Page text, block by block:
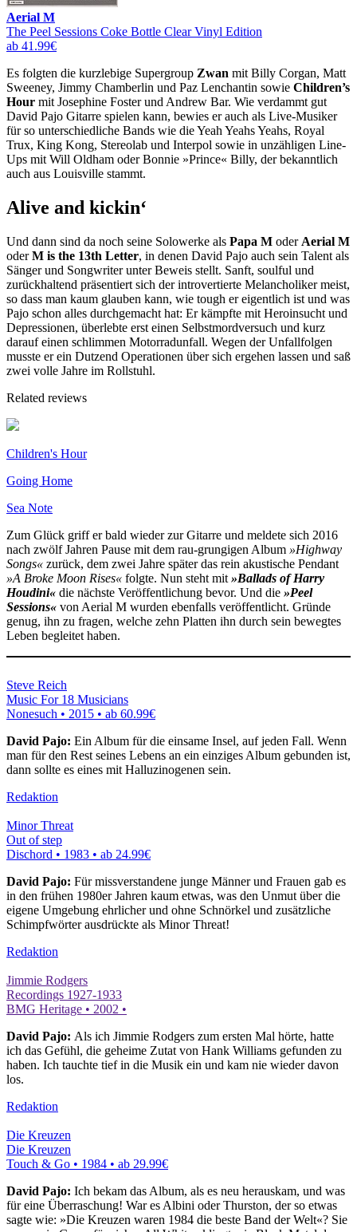
Aerial M
The Peel Sessions Coke Bottle Clear Vinyl Edition
ab 41.99€
Es folgten die kurzlebige Supergroup Zwan mit Billy Corgan, Matt
Sweeney, Jimmy Chamberlin und Paz Lenchantin sowie Children’s
Hour mit Josephine Foster und Andrew Bar. Wie verdammt gut
David Pajo Gitarre spielen kann, bewies er auch als Live-Musiker
für so unterschiedliche Bands wie die Yeah Yeahs Yeahs, Royal
Trux, King Kong, Stereolab und Interpol sowie in unzähligen Line-
Ups mit Will Oldham oder Bonnie »Prince« Billy, der bekanntlich
auch aus Louisville stammt.
Alive and kickin‘
Und dann sind da noch seine Solowerke als Papa M oder Aerial M
oderM is the 13th Letter, in denen David Pajo auch sein Talent als
Sänger und Songwriter unter Beweis stellt. Sanft, soulful und
zurückhaltend präsentiert sich der introvertierte Melancholiker meist,
so dass man kaum glauben kann, wie tough er eigentlich ist und was
Pajo schon alles durchgemacht hat: Er kämpfte mit Heroinsucht und
Depressionen, überlebte erst einen Selbstmordversuch und kurz
darauf einen schlimmen Motorradunfall. Wegen der Unfallfolgen
musste er ein Dutzend Operationen über sich ergehen lassen und saß
zwei volle Jahre im Rollstuhl.
Related reviews
Children's Hour
Going Home
Sea Note
Zum Glück griff er bald wieder zur Gitarre und meldete sich 2016
nach zwölf Jahren Pause mit dem rau-grungigen Album »Highway
Songs« zurück, dem zwei Jahre später das rein akustische Pendant
»A Broke Moon Rises« folgte. Nun steht mit »Ballads of Harry
Houdini« die nächste Veröffentlichung bevor. Und die »Peel
Sessions« von Aerial M wurden ebenfalls veröffentlicht. Gründe
genug, ihn zu fragen, welche zehn Platten ihn durch sein bewegtes
Leben begleitet haben.
Steve Reich
Music For 18 Musicians
Nonesuch • 2015 • ab 60.99€
David Pajo: Ein Album für die einsame Insel, auf jeden Fall. Wenn
man für den Rest seines Lebens an ein einziges Album gebunden ist,
dann sollte es eines mit Halluzinogenen sein.
Redaktion
Minor Threat
Out of step
Dischord • 1983 • ab 24.99€
David Pajo: Für missverstandene junge Männer und Frauen gab es
in den frühen 1980er Jahren kaum etwas, was den Unmut über die
eigene Umgebung ehrlicher und ohne Schnörkel und zusätzliche
Schimpfwörter ausdrückte als Minor Threat!
Redaktion
Jimmie Rodgers
Recordings 1927-1933
BMG Heritage • 2002 •
David Pajo: Als ich Jimmie Rodgers zum ersten Mal hörte, hatte
ich das Gefühl, die geheime Zutat von Hank Williams gefunden zu
haben. Ich tauchte tief in die Musik ein und kam nie wieder davon
los.
Redaktion
Die Kreuzen
Die Kreuzen
Touch & Go • 1984 • ab 29.99€
David Pajo: Ich bekam das Album, als es neu herauskam, und was
für eine Überraschung! War es Albini oder Thurston, der so etwas
sagte wie: »Die Kreuzen waren 1984 die beste Band der Welt«? Sie